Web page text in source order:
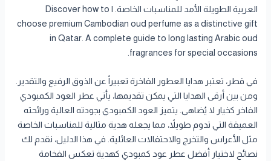
العربية الطويلة الأمد للمناسبات الخاصة. | Discover how to
choose premium Cambodian oud perfume as a distinctive gift
in Qatar. A complete guide to long lasting Arabic oud
fragrances for special occasions.
في قطر، تعتبر هدايا العطور الفاخرة تعبيراً عن الذوق الرفيع والتقدير.
ومن بين أرقى الهدايا التي يمكن تقديمها، يأتي عطر العود الكمبودي
الفاخر كخيار لا يُضاهى. يتميز العود الكمبودي بجودته العالية ورائحته
العميقة التي تدوم طويلاً، مما يجعله هدية مثالية للمناسبات الخاصة
مثل الأعراس والتخرج والاحتفالات العائلية. في هذا الدليل، نقدم لك
نصائح لاختيار أفضل عطر عود كمبودي كهدية تعكس الفخامة